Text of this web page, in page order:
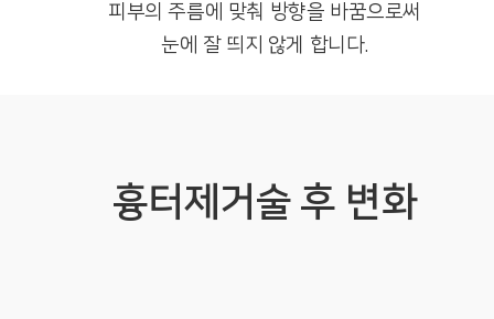
피부의 주름에 맞춰 방향을 바꿈으로써
눈에 잘 띄지 않게 합니다.
흉터제거술 후 변화